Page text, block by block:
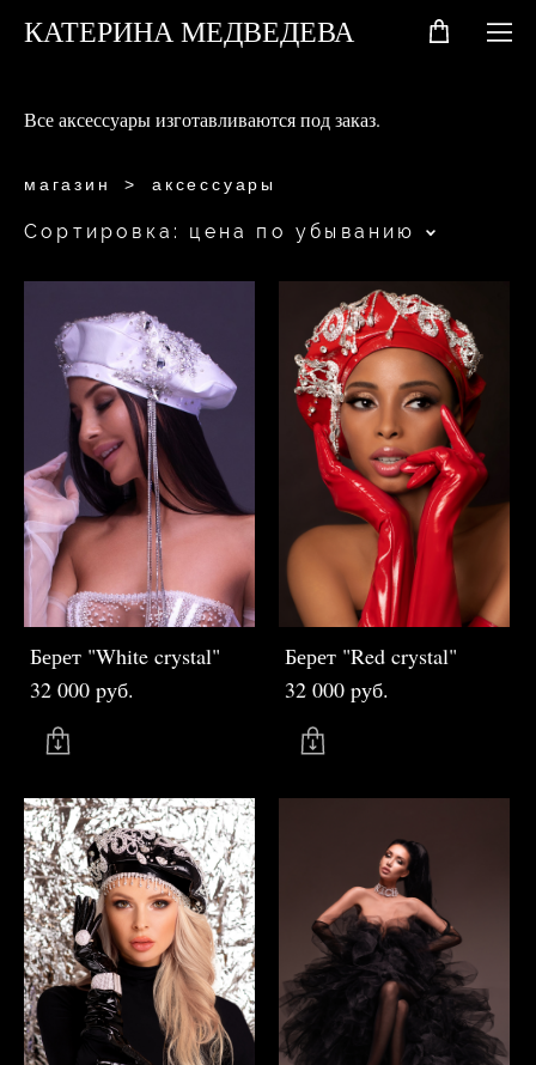
КАТЕРИНА МЕДВЕДЕВА
Все аксессуары изготавливаются под заказ.
магазин > аксессуары
Сортировка: цена по убыванию
Берет "White crystal"
32 000 pуб.
Берет "Red crystal"
32 000 pуб.